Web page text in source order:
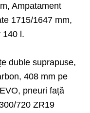
Ampatament
1715/1647 mm,
140 l.
duble suprapuse,
408 mm pe
pneuri față
720 ZR19